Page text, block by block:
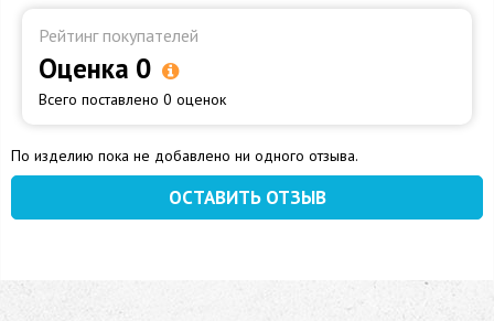
Рейтинг покупателей
Оценка 0
Всего поставлено 0 оценок
По изделию пока не добавлено ни одного отзыва.
ОСТАВИТЬ ОТЗЫВ